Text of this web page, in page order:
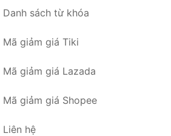
Danh sách từ khóa
Mã giảm giá Tiki
Mã giảm giá Lazada
Mã giảm giá Shopee
Liên hệ